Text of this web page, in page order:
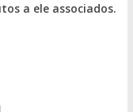
a ele associados.